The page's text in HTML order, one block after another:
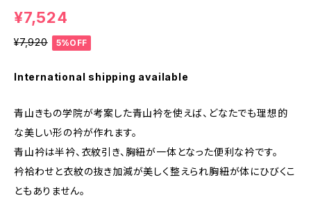
¥7,524
¥7,920 5%OFF
International shipping available
青山きもの学院が考案した青山衿を使えば、どなたでも理想的
な美しい形の衿が作れます。
青山衿は半衿、衣紋引き、胸紐が一体となった便利な衿です。
衿袷わせと衣紋の抜き加減が美しく整えられ胸紐が体にひびくこ
ともありません。